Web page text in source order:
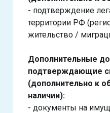
- подтверждение
территории РФ
жительство /
Дополнительные
подтверждающие
(дополнительно к
наличии):
- документы на